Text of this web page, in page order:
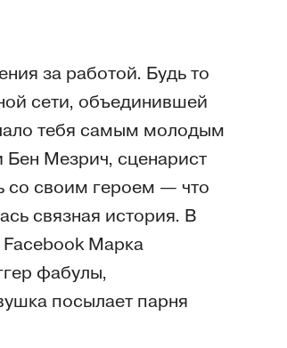
за работой. Будь то
сети, объединившей
тебя самым молодым
Мезрич, сценарист
со своим героем — что
связная история. В
Facebook Марка
фабулы,
посылает парня